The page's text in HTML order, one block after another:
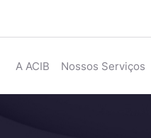
A ACIB Nossos Serviços